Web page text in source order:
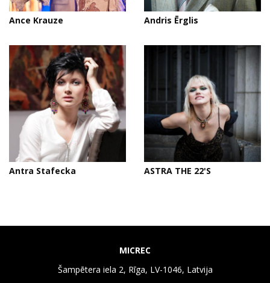
Ance Krauze Andris Ērglis
Antra Stafecka ASTRA THE 22'S
MICREC
Šampētera iela 2, Rīga, LV-1046, Latvija